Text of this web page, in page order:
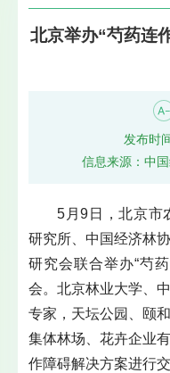
北京举办“芍药连
发布时
信息来源：中
5月9日，北京市
研究所、中国经济林
研究会联合举办“芍
会。北京林业大学、
专家，天坛公园、颐
集体林场、花卉企业
作障碍解决方案进行交